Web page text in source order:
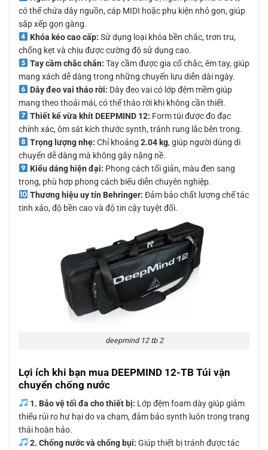
có thể chứa dây nguồn, cáp MIDI hoặc phụ kiện nhỏ gọn, giúp
sắp xếp gọn gàng.
Khóa kéo cao cấp: Sử dụng loại khóa bền chắc, trơn tru,
chống kẹt và chịu được cường độ sử dụng cao.
Tay cầm chắc chắn: Tay cầm được gia cố chắc, êm tay, giúp
mang xách dễ dàng trong những chuyến lưu diễn dài ngày.
Dây đeo vai tháo rời: Dây đeo vai có lớp đệm mềm giúp
mang theo thoải mái, có thể tháo rời khi không cần thiết.
Thiết kế vừa khít DEEPMIND 12: Form túi được đo đạc
chính xác, ôm sát kích thước synth, tránh rung lắc bên trong.
Trọng lượng nhẹ: Chỉ khoảng 2.04 kg, giúp người dùng di
chuyển dễ dàng mà không gây nặng nề.
Kiểu dáng hiện đại: Phong cách tối giản, màu đen sang
trọng, phù hợp phong cách biểu diễn chuyên nghiệp.
Thương hiệu uy tín Behringer: Đảm bảo chất lượng chế tác
tinh xảo, độ bền cao và độ tin cậy tuyệt đối.
deepmind 12 tb 2
Lợi ích khi bạn mua DEEPMIND 12-TB Túi vận
chuyển chống nước
1. Bảo vệ tối đa cho thiết bị: Lớp đệm foam dày giúp giảm
thiểu rủi ro hư hại do va chạm, đảm bảo synth luôn trong trạng
thái hoàn hảo.
2. Chống nước và chống bụi: Giúp thiết bị tránh được tác